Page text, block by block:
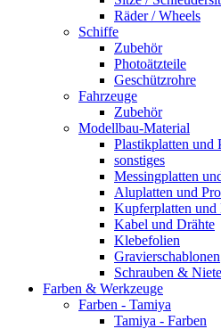
Räder / Wheels
Schiffe
Zubehör
Photoätzteile
Geschützrohre
Fahrzeuge
Zubehör
Modellbau-Material
Plastikplatten und
sonstiges
Messingplatten
Aluplatten und
Kupferplatten und
Kabel und Drähte
Klebefolien
Gravierschablonen
Schrauben &
Farben & Werkzeuge
Farben - Tamiya
Tamiya - Farben